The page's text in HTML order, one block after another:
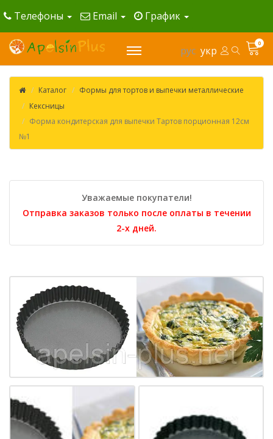
Телефоны Email График
рус укр
0
Каталог
Формы для тортов и выпечки металлические
Кексницы
Форма кондитерская для выпечки Тартов порционная 12см
№1
Уважаемые покупатели!
Отправка заказов только после оплаты в течении
2-х дней.